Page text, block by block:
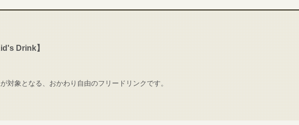
Drink】
対象となる、おかわり自由のフリードリンクです。